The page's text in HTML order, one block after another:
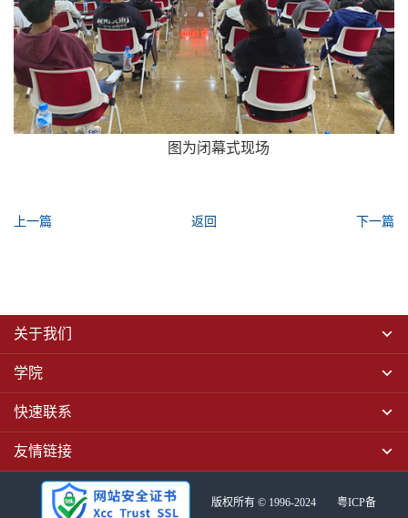
图为闭幕式现场
上一篇 返回 下一篇
关于我们
学院
快速联系
友情链接
版权所有 © 1996-2024 粤ICP备